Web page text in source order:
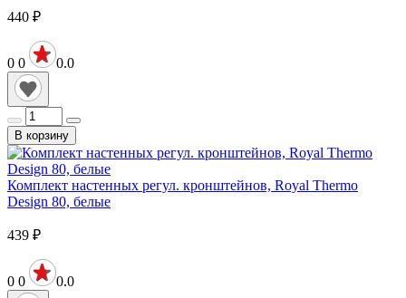
440 ₽
0 0 0.0
В корзину
Комплект настенных регул. кронштейнов, Royal Thermo
Design 80, белые
439 ₽
0 0 0.0